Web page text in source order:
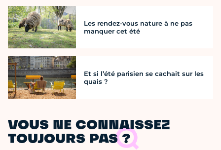
Les rendez-vous nature à ne pas
manquer cet été
Et si l’été parisien se cachait sur les
quais ?
VOUS NE CONNAISSEZ
TOUJOURS PAS ?